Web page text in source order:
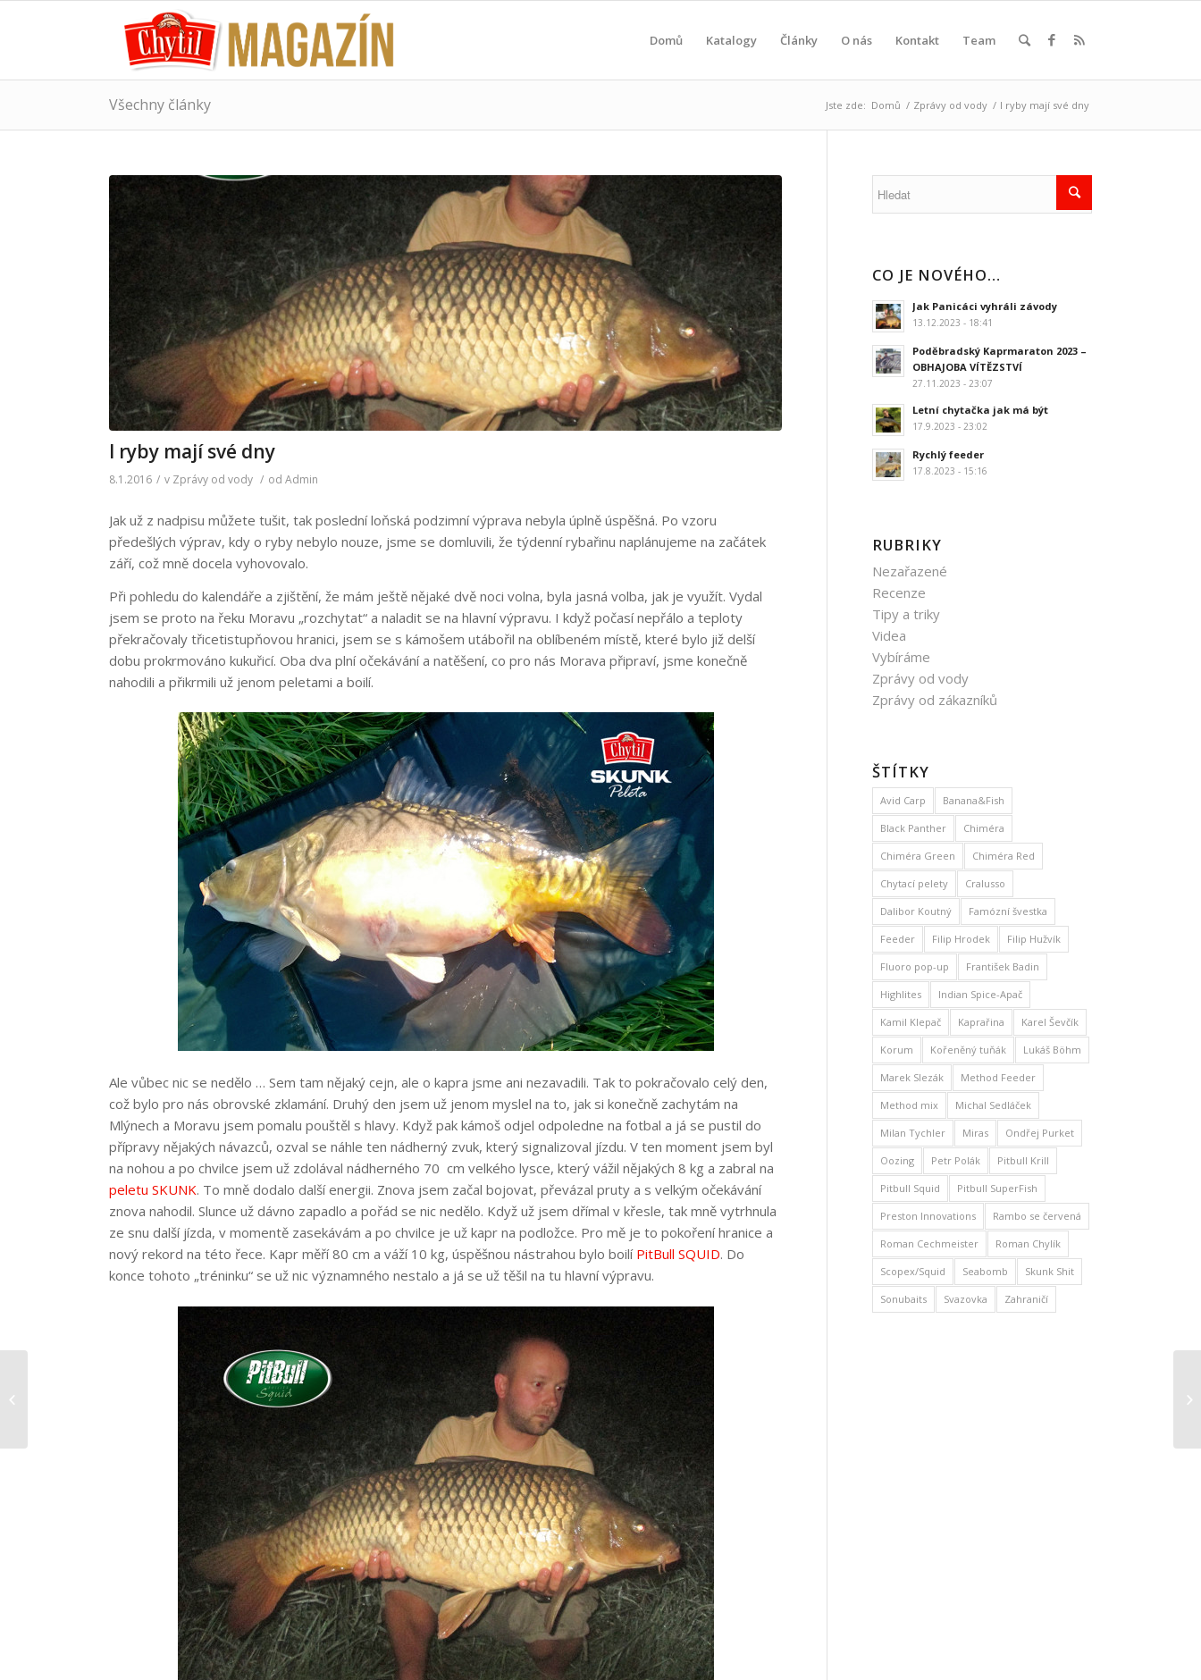
Domů Katalogy Články O nás Kontakt Team
Všechny články Jste zde: Domů / Zprávy od vody / I ryby mají své dny
I ryby mají své dny
8.1.2016 / v Zprávy od vody / od Admin
Jak už z nadpisu můžete tušit, tak poslední loňská podzimní výprava nebyla úplně úspěšná. Po vzoru
předešlých výprav, kdy o ryby nebylo nouze, jsme se domluvili, že týdenní rybařinu naplánujeme na začátek
září, což mně docela vyhovovalo.
Při pohledu do kalendáře a zjištění, že mám ještě nějaké dvě noci volna, byla jasná volba, jak je využít. Vydal
jsem se proto na řeku Moravu „rozchytat“ a naladit se na hlavní výpravu. I když počasí nepřálo a teploty
překračovaly třicetistupňovou hranici, jsem se s kámošem utábořil na oblíbeném místě, které bylo již delší
dobu prokrmováno kukuřicí. Oba dva plní očekávání a natěšení, co pro nás Morava připraví, jsme konečně
nahodili a přikrmili už jenom peletami a boilí.
Ale vůbec nic se nedělo … Sem tam nějaký cejn, ale o kapra jsme ani nezavadili. Tak to pokračovalo celý den,
což bylo pro nás obrovské zklamání. Druhý den jsem už jenom myslel na to, jak si konečně zachytám na
Mlýnech a Moravu jsem pomalu pouštěl s hlavy. Když pak kámoš odjel odpoledne na fotbal a já se pustil do
přípravy nějakých návazců, ozval se náhle ten nádherný zvuk, který signalizoval jízdu. V ten moment jsem byl
na nohou a po chvilce jsem už zdolával nádherného 70 cm velkého lysce, který vážil nějakých 8 kg a zabral na
peletu SKUNK. To mně dodalo další energii. Znova jsem začal bojovat, převázal pruty a s velkým očekávání
znova nahodil. Slunce už dávno zapadlo a pořád se nic nedělo. Když už jsem dřímal v křesle, tak mně vytrhnula
ze snu další jízda, v momentě zasekávám a po chvilce je už kapr na podložce. Pro mě je to pokoření hranice a
nový rekord na této řece. Kapr měří 80 cm a váží 10 kg, úspěšnou nástrahou bylo boilí PitBull SQUID. Do
konce tohoto „tréninku“ se už nic významného nestalo a já se už těšil na tu hlavní výpravu.
CO JE NOVÉHO…
Jak Panicáci vyhráli závody
13.12.2023 - 18:41
Poděbradský Kaprmaraton 2023 –
OBHAJOBA VÍTĚZSTVÍ
27.11.2023 - 23:07
Letní chytačka jak má být
17.9.2023 - 23:02
Rychlý feeder
17.8.2023 - 15:16
RUBRIKY
Nezařazené
Recenze
Tipy a triky
Videa
Vybíráme
Zprávy od vody
Zprávy od zákazníků
ŠTÍTKY
Avid Carp Banana&Fish
Black Panther Chiméra
Chiméra Green Chiméra Red
Chytací pelety Cralusso
Dalibor Koutný Famózní švestka
Feeder Filip Hrodek Filip Hužvík
Fluoro pop-up František Badin
Highlites Indian Spice-Apač
Kamil Klepač Kaprařina Karel Ševčík
Korum Kořeněný tuňák Lukáš Böhm
Marek Slezák Method Feeder
Method mix Michal Sedláček
Milan Tychler Miras Ondřej Purket
Oozing Petr Polák Pitbull Krill
Pitbull Squid Pitbull SuperFish
Preston Innovations Rambo se červená
Roman Cechmeister Roman Chylík
Scopex/Squid Seabomb Skunk Shit
Sonubaits Svazovka Zahraničí